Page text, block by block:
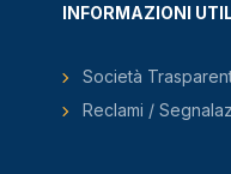
INFORMAZIONI
Società
Reclami /